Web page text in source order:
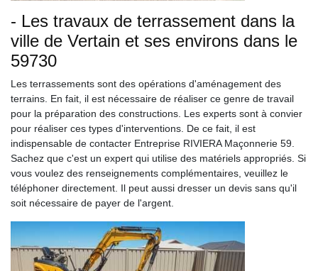
- Les travaux de terrassement dans la
ville de Vertain et ses environs dans le
59730
Les terrassements sont des opérations d'aménagement des
terrains. En fait, il est nécessaire de réaliser ce genre de travail
pour la préparation des constructions. Les experts sont à convier
pour réaliser ces types d'interventions. De ce fait, il est
indispensable de contacter Entreprise RIVIERA Maçonnerie 59.
Sachez que c'est un expert qui utilise des matériels appropriés. Si
vous voulez des renseignements complémentaires, veuillez le
téléphoner directement. Il peut aussi dresser un devis sans qu'il
soit nécessaire de payer de l'argent.